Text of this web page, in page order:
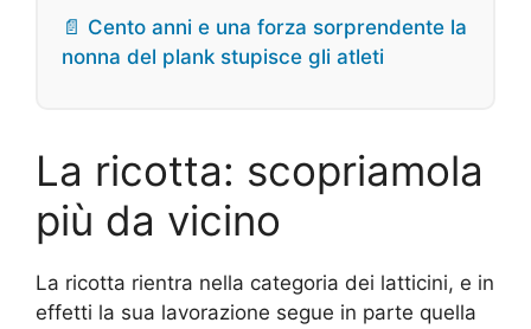
📄 Cento anni e una forza sorprendente la
nonna del plank stupisce gli atleti
La ricotta: scopriamola
più da vicino
La ricotta rientra nella categoria dei latticini, e in
effetti la sua lavorazione segue in parte quella